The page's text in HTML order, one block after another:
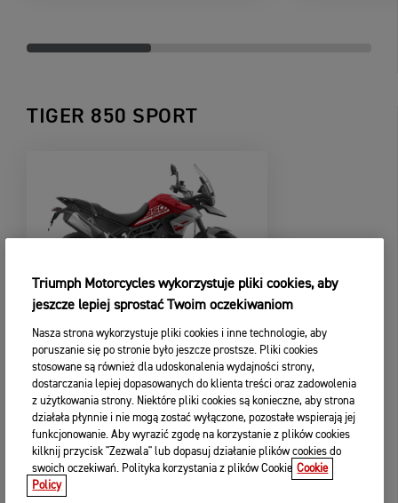
TIGER 850 SPORT
Od 55 500,00 zł
SKONFIGURUJ
ZOBACZ SZCZEGÓŁY
Triumph Motorcycles wykorzystuje pliki cookies, aby
jeszcze lepiej sprostać Twoim oczekiwaniom
Nasza strona wykorzystuje pliki cookies i inne technologie, aby
poruszanie się po stronie było jeszcze prostsze. Pliki cookies
stosowane są również dla udoskonalenia wydajności strony,
dostarczania lepiej dopasowanych do klienta treści oraz zadowolenia
z użytkowania strony. Niektóre pliki cookies są konieczne, aby strona
działała płynnie i nie mogą zostać wyłączone, pozostałe wspierają jej
funkcjonowanie. Aby wyrazić zgodę na korzystanie z plików cookies
kilknij przycisk "Zezwala" lub dopasuj działanie plików cookies do
swoich oczekiwań. Polityka korzystania z plików Cookie Cookie
Policy